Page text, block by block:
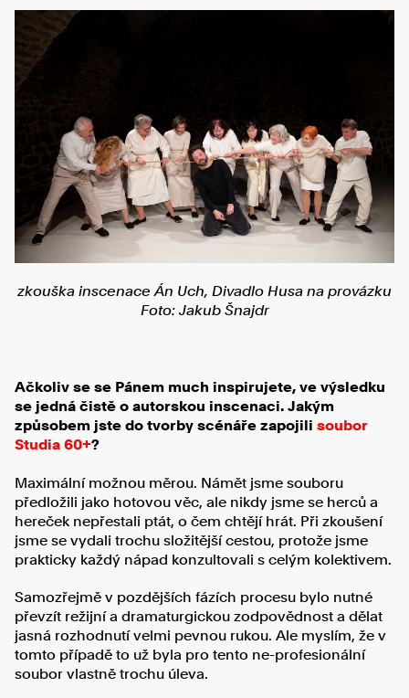
zkouška inscenace Án Uch, Divadlo Husa na provázku
Foto: Jakub Šnajdr
Ačkoliv se se Pánem much inspirujete, ve výsledku
se jedná čistě o autorskou inscenaci. Jakým
způsobem jste do tvorby scénáře zapojilisoubor
Studia 60+?
Maximální možnou měrou. Námět jsme souboru
předložili jako hotovou věc, ale nikdy jsme se herců a
hereček nepřestali ptát, o čem chtějí hrát. Při zkoušení
jsme se vydali trochu složitější cestou, protože jsme
prakticky každý nápad konzultovali s celým kolektivem.
Samozřejmě v pozdějších fázích procesu bylo nutné
převzít režijní a dramaturgickou zodpovědnost a dělat
jasná rozhodnutí velmi pevnou rukou. Ale myslím, že v
tomto případě to už byla pro tento ne-profesionální
soubor vlastně trochu úleva.